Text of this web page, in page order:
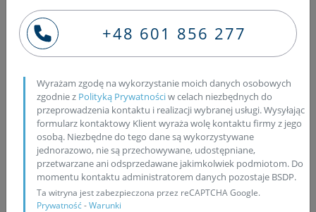
0 445 115 033
0445115 033
0445115
Jakie dźwięki wydaje uszkodzony
wtryskiwacz?
Uszkodzone wtryskiwacze w silniku diesla mogą
generować różne dźwięki, które mogą być sygnałem
problemów. Oto kilka charakterystycznych dźwięków,
które mogą wskazywać na uszkodzony wtryskiwacz:
+48 601 856 277
Wyrażam zgodę na wykorzystanie moich danych osobowych
zgodnie z Polityką Prywatnościw celach niezbędnych do
przeprowadzenia kontaktu i realizacji wybranej usługi. Wysyłając
formularz kontaktowy Klient wyraża wolę kontaktu firmy z jego
osobą. Niezbędne do tego dane są wykorzystywane
jednorazowo, nie są przechowywane, udostępniane,
przetwarzane ani odsprzedawane jakimkolwiek podmiotom. Do
momentu kontaktu administratorem danych pozostaje BSDP.
Ta witryna jest zabezpieczona przez reCAPTCHA Google.
Prywatność-Warunki